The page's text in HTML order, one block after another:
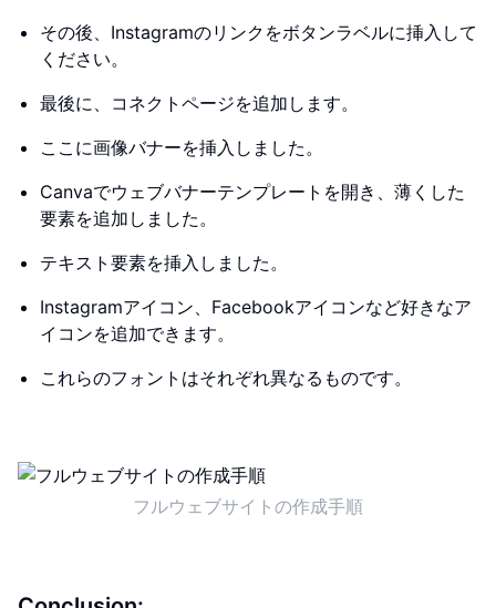
その後、Instagramのリンクをボタンラベルに挿入して
ください。
最後に、コネクトページを追加します。
ここに画像バナーを挿入しました。
Canvaでウェブバナーテンプレートを開き、薄くした
要素を追加しました。
テキスト要素を挿入しました。
Instagramアイコン、Facebookアイコンなど好きなア
イコンを追加できます。
これらのフォントはそれぞれ異なるものです。
フルウェブサイトの作成手順